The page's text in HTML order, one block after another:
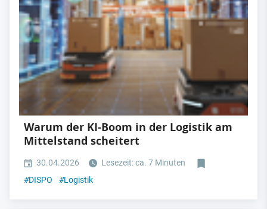
Warum der KI-Boom in der Logistik am
Mittelstand scheitert
30.04.2026
Lesezeit: ca. 7 Minuten
#DISPO #Logistik